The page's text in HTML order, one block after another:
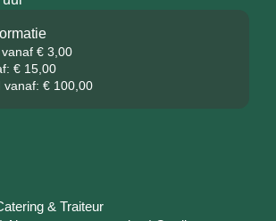
€ 3,00
€ 15,00
vanaf: € 100,00
& Traiteur